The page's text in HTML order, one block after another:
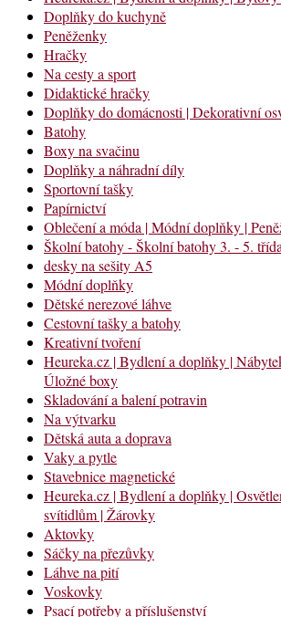
Doplňky do kuchyně
Peněženky
Hračky
Na cesty a sport
Didaktické hračky
Doplňky do domácnosti | Dekorativní
Batohy
Boxy na svačinu
Doplňky a náhradní díly
Sportovní tašky
Papírnictví
Oblečení a móda | Módní doplňky |
Školní batohy - Školní batohy 3. - 5. třída
desky na sešity A5
Módní doplňky
Dětské nerezové láhve
Cestovní tašky a batohy
Kreativní tvoření
Heureka.cz | Bydlení a doplňky |
Úložné boxy
Skladování a balení potravin
Na výtvarku
Dětská auta a doprava
Vaky a pytle
Stavebnice magnetické
Heureka.cz | Bydlení a doplňky |
svítidlům | Žárovky
Aktovky
Sáčky na přezůvky
Láhve na pití
Voskovky
Psací potřeby a příslušenství